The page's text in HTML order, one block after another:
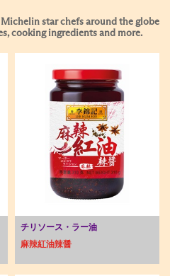
star chefs around the globe
cooking ingredients and more.
チリソース・ラー油
麻辣紅油辣醤